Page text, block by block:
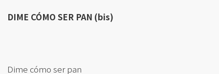
DIME CÓMO SER PAN (bis)
Dime cómo ser pan